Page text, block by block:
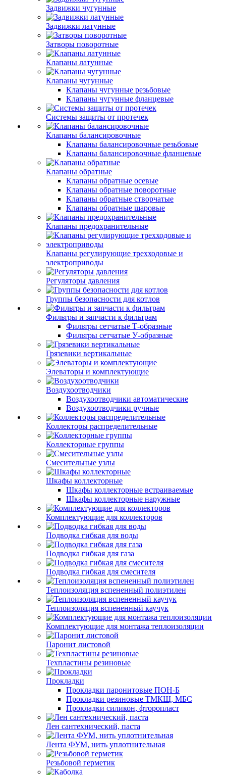
Задвижки чугунные
Задвижки латунные
Затворы поворотные
Клапаны латунные
Клапаны чугунные
Клапаны чугунные резьбовые
Клапаны чугунные фланцевые
Системы защиты от протечек
Клапаны балансировочные
Клапаны балансировочные резьбовые
Клапаны балансировочные фланцевые
Клапаны обратные
Клапаны обратные осевые
Клапаны обратные поворотные
Клапаны обратные створчатые
Клапаны обратные шаровые
Клапаны предохранительные
Клапаны регулирующие трехходовые и
электроприводы
Регуляторы давления
Группы безопасности для котлов
Фильтры и запчасти к фильтрам
Фильтры сетчатые Т-образные
Фильтры сетчатые У-образные
Грязевики вертикальные
Элеваторы и комплектующие
Воздухоотводчики
Воздухоотводчики автоматические
Воздухоотводчики ручные
Коллекторы распределительные
Коллекторные группы
Смесительные узлы
Шкафы коллекторные
Шкафы коллекторные встраиваемые
Шкафы коллекторные наружные
Комплектующие для коллекторов
Подводка гибкая для воды
Подводка гибкая для газа
Подводка гибкая для смесителя
Теплоизоляция вспененный полиэтилен
Теплоизоляция вспененный каучук
Комплектующие для монтажа теплоизоляции
Паронит листовой
Техпластины резиновые
Прокладки
Прокладки паронитовые ПОН-Б
Прокладки резиновые ТМКЩ, МБС
Прокладки силикон, фторопласт
Лен сантехнический, паста
Лента ФУМ, нить уплотнительная
Резьбовой герметик